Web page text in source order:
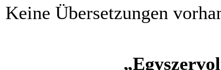
Keine Übersetzungen